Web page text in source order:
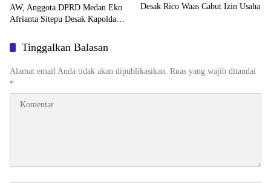
AW, Anggota DPRD Medan Eko
Afrianta Sitepu Desak Kapolda
Tuntungan
Desak Rico Waas Cabut Izin Usaha
Tinggalkan Balasan
Alamat email Anda tidak akan dipublikasikan. Ruas yang wajib ditandai
*